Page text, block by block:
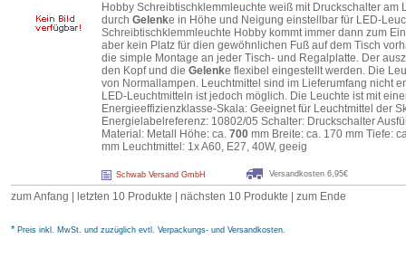
Hobby Schreibtischklemmleuchte weiß mit Druckschalter am
durch Gelenke in Höhe und Neigung einstellbar für LED-
Schreibtischklemmleuchte Hobby kommt immer dann zum
aber kein Platz für dien gewöhnlichen Fuß auf dem Tisch
die simple Montage an jeder Tisch- und Regalplatte. Der
den Kopf und die Gelenke flexibel eingestellt werden. Die
von Normallampen. Leuchtmittel sind im Lieferumfang nicht
LED-Leuchtmitteln ist jedoch möglich. Die Leuchte ist mit
Energieeffizienzklasse-Skala: Geeignet für Leuchtmittel der
Energielabelreferenz: 10802/05 Schalter: Druckschalter
Material: Metall Höhe: ca. 700 mm Breite: ca. 170 mm Tiefe:
mm Leuchtmittel: 1x A60, E27, 40W, geeig
Schwab Versand GmbH Versandkosten 6,95€
zum Anfang | letzten 10 Produkte | nächsten 10 Produkte zum Ende
* Preis inkl. MwSt. und zuzüglich evtl. Verpackungs- und Versandkosten.